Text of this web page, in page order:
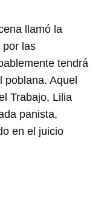
llamó la
por las
tendrá
Aquel
Trabajo, Lilia
panista,
en el juicio